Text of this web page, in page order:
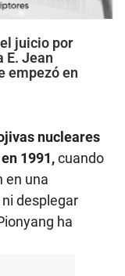
juicio por
E. Jean
empezó en
nucleares
1991,cuando
en una
desplegar
ha